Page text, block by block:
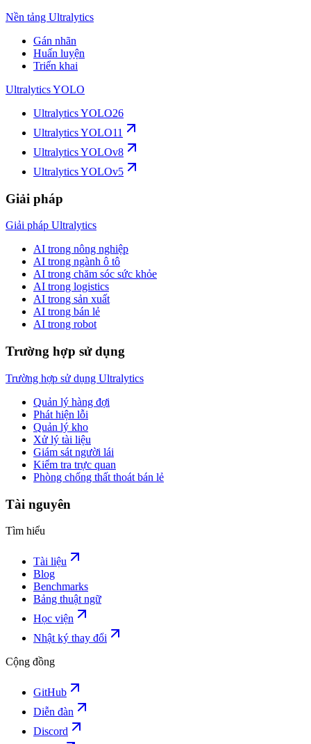
Nền tảng Ultralytics
Gán nhãn
Huấn luyện
Triển khai
Ultralytics YOLO
Ultralytics YOLO26
Ultralytics YOLO11
Ultralytics YOLOv8
Ultralytics YOLOv5
Giải pháp
Giải pháp Ultralytics
AI trong nông nghiệp
AI trong ngành ô tô
AI trong chăm sóc sức khỏe
AI trong logistics
AI trong sản xuất
AI trong bán lẻ
AI trong robot
Trường hợp sử dụng
Trường hợp sử dụng Ultralytics
Quản lý hàng đợi
Phát hiện lỗi
Quản lý kho
Xử lý tài liệu
Giám sát người lái
Kiểm tra trực quan
Phòng chống thất thoát bán lẻ
Tài nguyên
Tìm hiểu
Tài liệu
Blog
Benchmarks
Bảng thuật ngữ
Học viện
Nhật ký thay đổi
Cộng đồng
GitHub
Diễn đàn
Discord